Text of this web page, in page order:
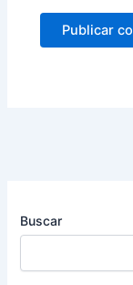
Buscar